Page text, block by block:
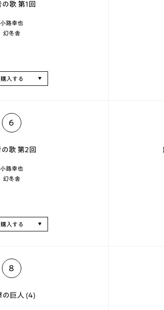
歌 第1回
小路幸也
幻冬舎
入する
6
歌 第2回
小路幸也
幻冬舎
入する
8
の巨人 (4)